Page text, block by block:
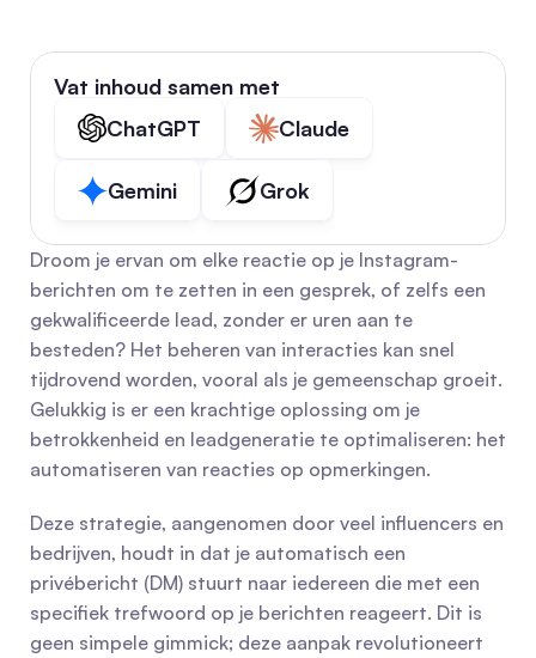
Vat inhoud samen met
ChatGPT
Claude
Gemini Grok
Droom je ervan om elke reactie op je Instagram-
berichten om te zetten in een gesprek, of zelfs een
gekwalificeerde lead, zonder er uren aan te
besteden? Het beheren van interacties kan snel
tijdrovend worden, vooral als je gemeenschap groeit.
Gelukkig is er een krachtige oplossing om je
betrokkenheid en leadgeneratie te optimaliseren: het
automatiseren van reacties op opmerkingen.
Deze strategie, aangenomen door veel influencers en
bedrijven, houdt in dat je automatisch een
privébericht (DM) stuurt naar iedereen die met een
specifiek trefwoord op je berichten reageert. Dit is
geen simpele gimmick; deze aanpak revolutioneert